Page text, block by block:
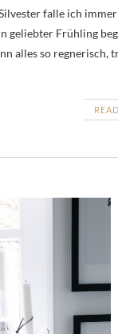
geliebter Frühling
alles so regnerisch,